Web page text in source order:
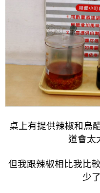
桌上有提供辣椒和烏
道會太
但我跟辣椒相比我比
少